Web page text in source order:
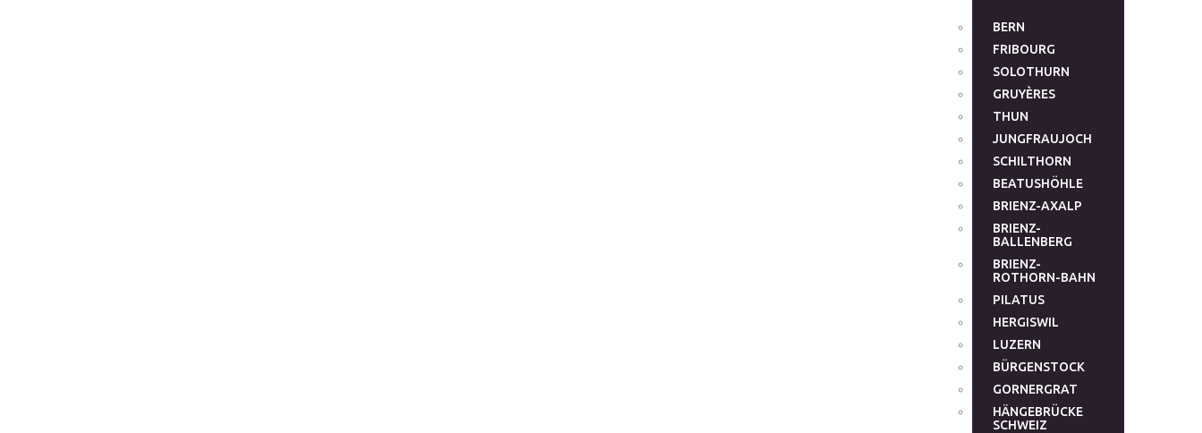
BERN
FRIBOURG
SOLOTHURN
GRUYÈRES
THUN
JUNGFRAUJOCH
SCHILTHORN
BEATUSHÖHLE
BRIENZ-AXALP
BRIENZ-
BALLENBERG
BRIENZ-
ROTHORN-BAHN
PILATUS
HERGISWIL
LUZERN
BÜRGENSTOCK
GORNERGRAT
HÄNGEBRÜCKE
SCHWEIZ